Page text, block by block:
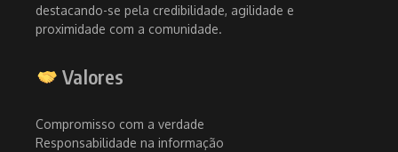
destacando-se pela credibilidade, agilidade e
proximidade com a comunidade.
Valores
Compromisso com a verdade
Responsabilidade na informação